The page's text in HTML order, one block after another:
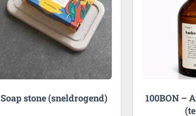
Soap stone (sneldrogend)
100BON –